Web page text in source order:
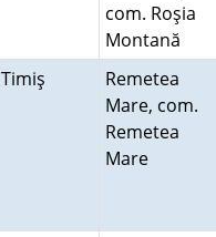
com. Roşia
Montană
Timiş
Remetea
Mare, com.
Remetea
Mare